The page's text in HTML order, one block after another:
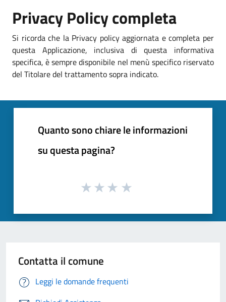
Privacy Policy completa
Si ricorda che la Privacy policy aggiornata e completa per
questa Applicazione, inclusiva di questa informativa
specifica, è sempre disponibile nel menù specifico riservato
del Titolare del trattamento sopra indicato.
Quanto sono chiare le informazioni
su questa pagina?
Contatta il comune
Leggi le domande frequenti